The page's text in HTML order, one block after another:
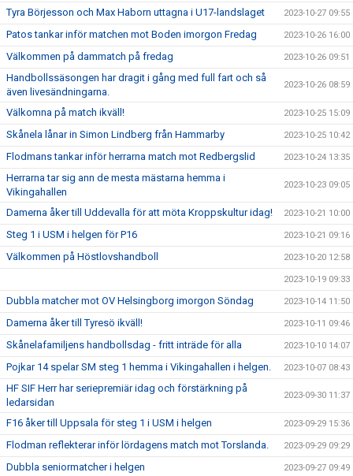
Tyra Börjesson och Max Haborn uttagna i U17-landslaget 2023-10-27 09:55
Patos tankar inför matchen mot Boden imorgon Fredag 2023-10-26 16:00
Välkommen på dammatch på fredag 2023-10-26 09:51
Handbollssäsongen har dragit i gång med full fart och så
även livesändningarna.
2023-10-26 08:59
Välkomna på match ikväll! 2023-10-25 15:09
Skånela lånar in Simon Lindberg från Hammarby 2023-10-25 10:42
Flodmans tankar inför herrarna match mot Redbergslid 2023-10-24 13:35
Herrarna tar sig ann de mesta mästarna hemma i
Vikingahallen
2023-10-23 09:05
Damerna åker till Uddevalla för att möta Kroppskultur idag! 2023-10-21 10:00
Steg 1 i USM i helgen för P16 2023-10-21 09:16
Välkommen på Höstlovshandboll 2023-10-20 12:58
2023-10-19 09:33
Dubbla matcher mot OV Helsingborg imorgon Söndag 2023-10-14 11:50
Damerna åker till Tyresö ikväll! 2023-10-11 09:46
Skånelafamiljens handbollsdag - fritt inträde för alla 2023-10-10 14:07
Pojkar 14 spelar SM steg 1 hemma i Vikingahallen i helgen. 2023-10-07 08:43
HF SIF Herr har seriepremiär idag och förstärkning på
ledarsidan
2023-09-30 11:37
F16 åker till Uppsala för steg 1 i USM i helgen 2023-09-29 15:36
Flodman reflekterar inför lördagens match mot Torslanda. 2023-09-29 09:29
Dubbla seniormatcher i helgen 2023-09-27 09:49